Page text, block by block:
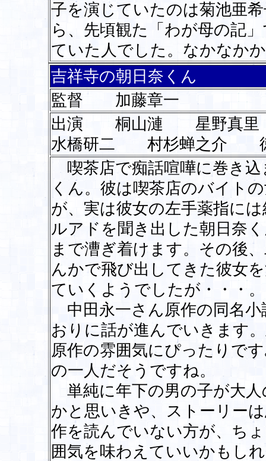
子を演じていたのは菊池亜
ら、先頃観た「わが母の記
ていた人でした。なかなか
吉祥寺の朝日奈くん
監督 加藤章一
出演 桐山漣 星野
水橋研二 村杉蝉之介
喫茶店で痴話喧嘩に巻き
くん。彼は喫茶店のバイト
が、実は彼女の左手薬指に
ルアドを聞き出した朝日奈
まで漕ぎ着けます。その後
んかで飛び出してきた彼女
ていくようでしたが・・・。
中田永一さん原作の同名小
おりに話が進んでいきます
原作の雰囲気にぴったりで
の一人だそうですね。
単純に年下の男の子が大
かと思いきや、ストーリー
作を読んでいない方が、ち
囲気を味わえていいかもし